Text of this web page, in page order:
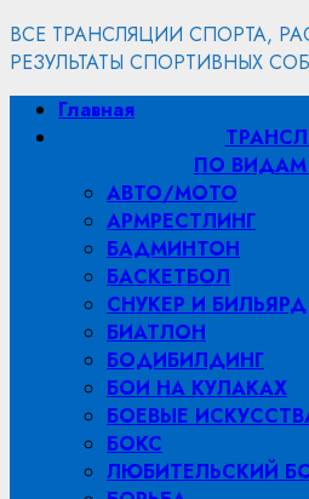
ВСЕ ТРАНСЛЯЦИИ СПОРТА,
РЕЗУЛЬТАТЫ СПОРТИВНЫХ
Основное
меню
Главная
ПО
АВТО/МОТО
АРМРЕСТЛИНГ
БАДМИНТОН
БАСКЕТБОЛ
СНУКЕР И БИЛЬЯРД
БИАТЛОН
БОДИБИЛДИНГ
БОИ НА КУЛАКАХ
БОЕВЫЕ
БОКС
ЛЮБИТЕЛЬСКИЙ